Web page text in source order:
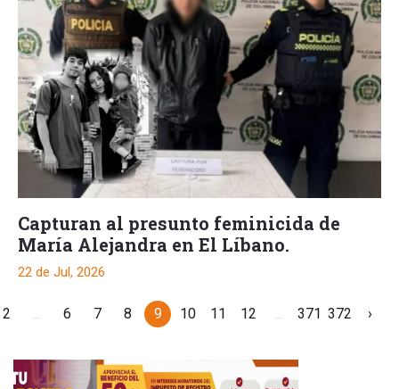
Capturan al presunto feminicida de
María Alejandra en El Líbano.
22 de Jul, 2026
2 6 7 8 9 10 11 12 371 372 ›